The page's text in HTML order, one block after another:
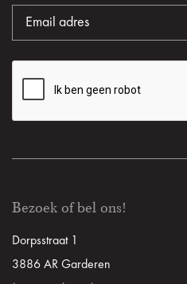
Bezoek of bel ons!
Dorpsstraat 1
3886 AR Garderen